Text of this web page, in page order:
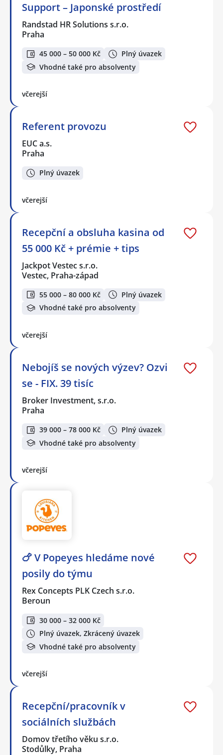
Support – Japonské prostředí
Randstad HR Solutions s.r.o.
Praha
45 000 – 50 000 Kč
Plný úvazek
Vhodné také pro absolventy
včerejší
Referent provozu
EUC a.s.
Praha
Plný úvazek
včerejší
Recepční a obsluha kasina od
55 000 Kč + prémie + tips
Jackpot Vestec s.r.o.
Vestec, Praha-západ
55 000 – 80 000 Kč
Plný úvazek
Vhodné také pro absolventy
včerejší
Nebojíš se nových výzev? Ozvi
se - FIX. 39 tisíc
Broker Investment, s.r.o.
Praha
39 000 – 78 000 Kč
Plný úvazek
Vhodné také pro absolventy
včerejší
🍗 V Popeyes hledáme nové
posily do týmu
Rex Concepts PLK Czech s.r.o.
Beroun
30 000 – 32 000 Kč
Plný úvazek, Zkrácený úvazek
Vhodné také pro absolventy
včerejší
Recepční/pracovník v
sociálních službách
Domov třetího věku s.r.o.
Stodůlky, Praha